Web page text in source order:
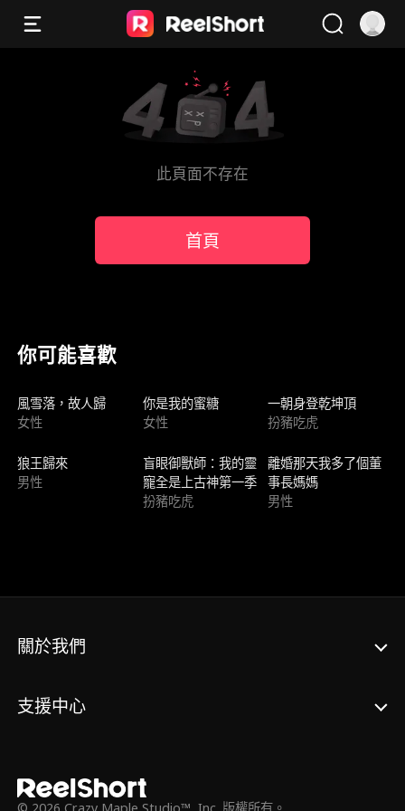
此頁面不存在
首頁
你可能喜歡
新上架
風雪落，故人歸
女性
新上架
你是我的蜜糖
女性
新上架
一朝身登乾坤頂
扮豬吃虎
新上架
狼王歸來
男性
新上架
盲眼御獸師：我的靈
寵全是上古神第一季
扮豬吃虎
新上架
離婚那天我多了個董
事長媽媽
男性
關於我們
支援中心